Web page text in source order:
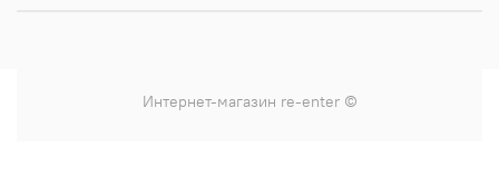
Интернет-магазин re-enter ©